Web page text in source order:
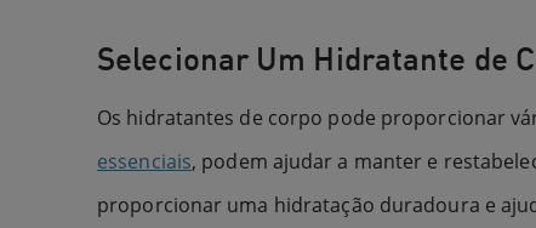
Selecionar Um Hidratante de
Os hidratantes de corpo pode proporcionar
essenciais, podem ajudar a manter e
proporcionar uma hidratação duradoura e